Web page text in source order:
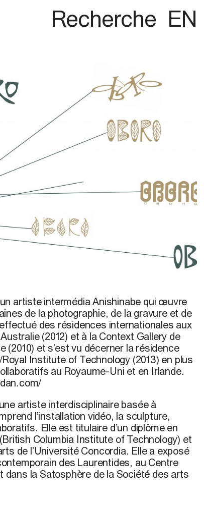
Recherche EN
artiste intermédia Anishinabe qui œuvre
de la photographie, de la gravure et de
des résidences internationales aux
(2012) et à la Context Gallery de
(2010) et s’est vu décerner la résidence
Institute of Technology (2013) en plus
au Royaume-Uni et en Irlande.
artiste interdisciplinaire basée à
l’installation vidéo, la sculpture,
Elle est titulaire d’un diplôme en
Columbia Institute of Technology) et
de l’Université Concordia. Elle a exposé
des Laurentides, au Centre
dans la Satosphère de la Société des arts